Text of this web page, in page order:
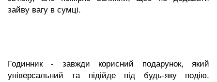
зайву вагу в сумці.
Годинник - завжди корисний подарунок, який
універсальний та підійде під будь-яку подію.